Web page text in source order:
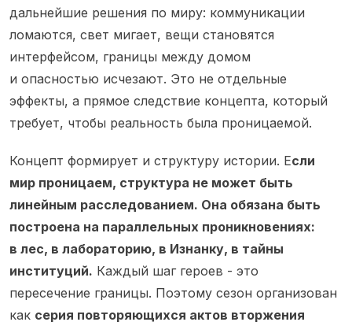
дальнейшие решения по миру: коммуникации
ломаются, свет мигает, вещи становятся
интерфейсом, границы между домом
и опасностью исчезают. Это не отдельные
эффекты, а прямое следствие концепта, который
требует, чтобы реальность была проницаемой.
Концепт формирует и структуру истории. Если
мир проницаем, структура не может быть
линейным расследованием. Она обязана быть
построена на параллельных проникновениях:
в лес, в лабораторию, в Изнанку, в тайны
институций. Каждый шаг героев - это
пересечение границы. Поэтому сезон организован
как серия повторяющихся актов вторжения